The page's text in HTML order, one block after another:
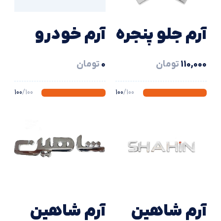
آرم جلو پنجره
سایپا
شاهین
110,000 تومان
100/100
آرم خودرو
سایپا
0 تومان
100/100
آرم شاهين آرم شاهين